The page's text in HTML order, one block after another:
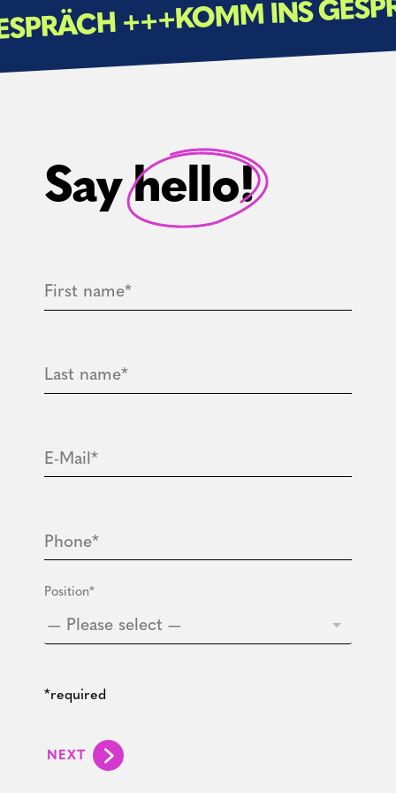
nachhaltig und zuverlässig!
+++
Say hello!
First name*
Last name*
E-Mail*
Phone*
— Please select —
Position*
NEXT
*required